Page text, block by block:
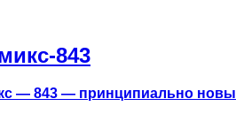
843
— 843 — принципиально